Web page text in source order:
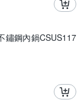
鏽鋼內鍋CSUS117